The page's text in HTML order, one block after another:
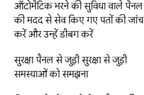
ऑटोमैटिक भरने की सुविधा वाले पैनल
की मदद सेसेव किए गए पतों की जांच
करें और उन्हें डीबग करें
सुरक्षा पैनल से जुड़ी सुरक्षा से जुड़ी
समस्याओं को समझना